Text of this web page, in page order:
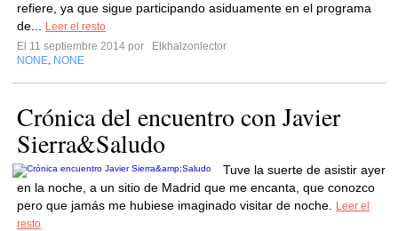
refiere, ya que sigue participando asiduamente en el programa
de...
Leer el resto
El 11 septiembre 2014 por
Elkhalzonlector
NONE NONE
Crónica del encuentro con Javier
Sierra&Saludo
Tuve la suerte de asistir ayer
en la noche, a un sitio de Madrid que me encanta, que conozco
pero que jamás me hubiese imaginado visitar de noche.
Leer el
resto